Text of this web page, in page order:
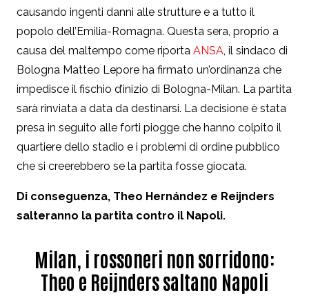
causando ingenti danni alle strutture e a tutto il
popolo dell’Emilia-Romagna. Questa sera, proprio a
causa del maltempo come riporta ANSA, il sindaco di
Bologna Matteo Lepore ha firmato un’ordinanza che
impedisce il fischio d’inizio di Bologna-Milan. La partita
sarà rinviata a data da destinarsi. La decisione è stata
presa in seguito alle forti piogge che hanno colpito il
quartiere dello stadio e i problemi di ordine pubblico
che si creerebbero se la partita fosse giocata.
Di conseguenza, Theo Hernández e Reijnders
salteranno la partita contro il Napoli.
Milan, i rossoneri non sorridono:
Theo e Reijnders saltano Napoli